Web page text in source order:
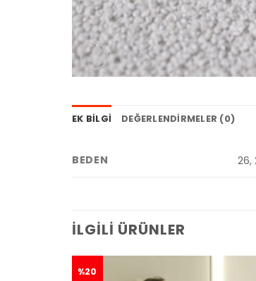
EK BILGI DEĞERLENDIRMELER (0)
BEDEN 26,
İLGILI ÜRÜNLER
%20